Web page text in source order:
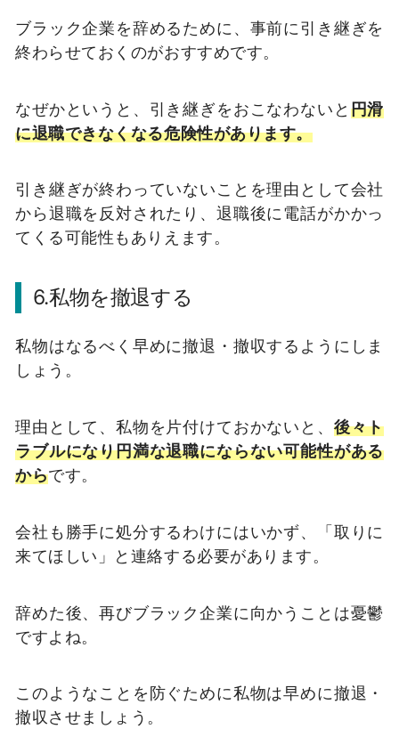
ブラック企業を辞めるために、事前に引き継ぎを
終わらせておくのがおすすめです。
なぜかというと、引き継ぎをおこなわないと 円滑
に退職できなくなる危険性があります。
引き継ぎが終わっていないことを理由として会社
から退職を反対されたり、退職後に電話がかかっ
てくる可能性もありえます。
6.私物を撤退する
私物はなるべく早めに撤退・撤収するようにしま
しょう。
理由として、私物を片付けておかないと、 後々ト
ラブルになり円満な退職にならない可能性がある
からです。
会社も勝手に処分するわけにはいかず、「取りに
来てほしい」と連絡する必要があります。
辞めた後、再びブラック企業に向かうことは憂鬱
ですよね。
このようなことを防ぐために私物は早めに撤退・
撤収させましょう。